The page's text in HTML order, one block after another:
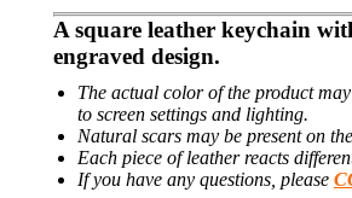
A square leather keychain
engraved design.
The actual color of the product
to screen settings and lighting.
Natural scars may be present on
Each piece of leather reacts
If you have any questions, please